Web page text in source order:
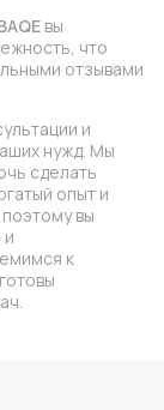
вы
что
отзывами
и
нужд. Мы
сделать
опыт и
вы
к